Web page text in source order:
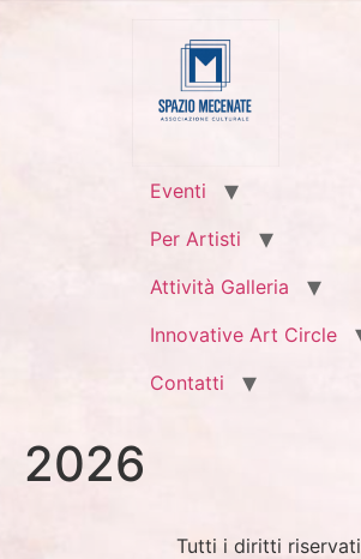
Eventi
Per Artisti
Attività Galleria
Innovative Art Circle
Contatti
2026
Tutti i diritti riservati